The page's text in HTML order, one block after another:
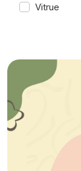
Vitrue